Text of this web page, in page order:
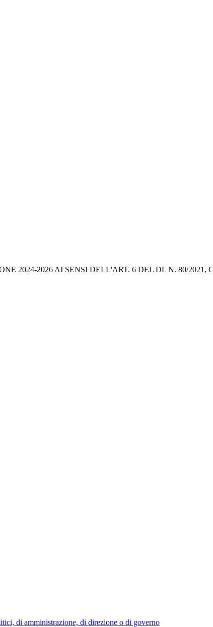
2024-2026 AI SENSI DELL'ART. 6 DEL DL N. 80/
di amministrazione, di direzione o di governo